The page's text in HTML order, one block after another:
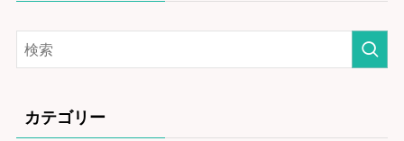
カテゴリー